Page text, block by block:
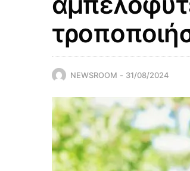
NEWSROOM 31/08/2024